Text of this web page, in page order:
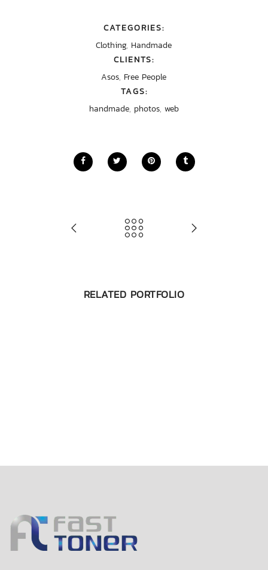
CATEGORIES:
Clothing, Handmade
CLIENTS:
Asos, Free People
TAGS:
handmade, photos, web
RELATED PORTFOLIO